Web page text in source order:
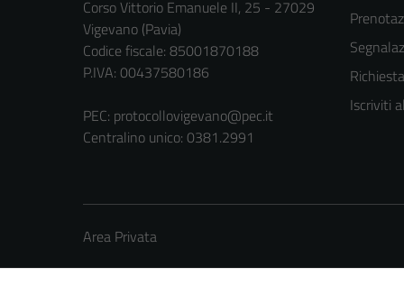
Corso Vittorio Emanuele II, 25 - 27029
Vigevano (Pavia)
Codice fiscale: 85001870188
P.IVA: 00437580186
PEC: protocollovigevano@pec.it
Centralino unico: 0381.2991
Iscriviti
Area Privata